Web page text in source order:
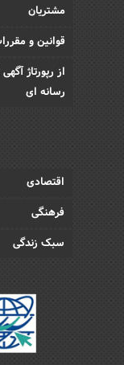
مشتریان
قوانین و
از رپورتاژ
رسانه ای
اقتصادی
فرهنگی
سبک زندگی